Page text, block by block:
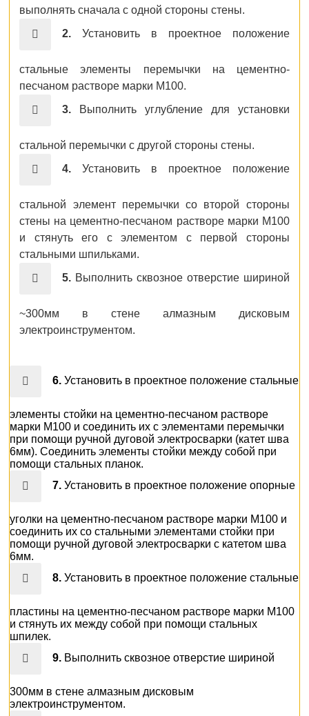
выполнять сначала с одной стороны стены.
2. Установить в проектное положение
стальные элементы перемычки на цементно-
песчаном растворе марки М100.
3. Выполнить углубление для установки
стальной перемычки с другой стороны стены.
4. Установить в проектное положение
стальной элемент перемычки со второй стороны
стены на цементно-песчаном растворе марки М100
и стянуть его с элементом с первой стороны
стальными шпильками.
5. Выполнить сквозное отверстие шириной
~300мм в стене алмазным дисковым
электроинструментом.
6. Установить в проектное положение стальные
элементы стойки на цементно-песчаном растворе
марки М100 и соединить их с элементами перемычки
при помощи ручной дуговой электросварки (катет шва
6мм). Соединить элементы стойки между собой при
помощи стальных планок.
7. Установить в проектное положение опорные
уголки на цементно-песчаном растворе марки М100 и
соединить их со стальными элементами стойки при
помощи ручной дуговой электросварки с катетом шва
6мм.
8. Установить в проектное положение стальные
пластины на цементно-песчаном растворе марки М100
и стянуть их между собой при помощи стальных
шпилек.
9. Выполнить сквозное отверстие шириной
300мм в стене алмазным дисковым
электроинструментом.